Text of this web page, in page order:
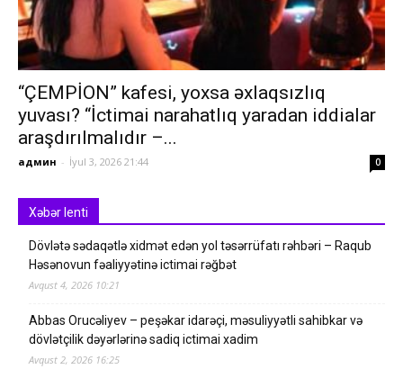
“ÇEMPİON” kafesi, yoxsa əxlaqsızlıq
yuvası? “İctimai narahatlıq yaradan iddialar
araşdırılmalıdır –...
админ - İyul 3, 2026 21:44 0
Xəbər lenti
Dövlətə sədaqətlə xidmət edən yol təsərrüfatı rəhbəri – Raqub
Həsənovun fəaliyyətinə ictimai rəğbət
Avqust 4, 2026 10:21
Abbas Orucəliyev – peşəkar idarəçi, məsuliyyətli sahibkar və
dövlətçilik dəyərlərinə sadiq ictimai xadim
Avqust 2, 2026 16:25